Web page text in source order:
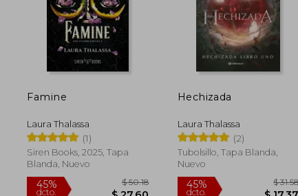
Famine
Laura Thalassa
(1)
Siren Books, 2025, Tapa
Blanda, Nuevo
Hechizada
Laura Thalassa
(2)
Tubolsillo, Tapa Blanda,
Nuevo